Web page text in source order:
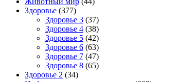
Здоровье (377)
Здоровье 3 (37)
Здоровье 4 (38)
Здоровье 5 (42)
Здоровье 6 (63)
Здоровье 7 (47)
Здоровье 8 (65)
Здоровье 2 (34)